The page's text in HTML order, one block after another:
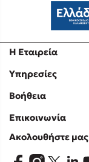
Η Εταιρεία
Υπηρεσίες
Βοήθεια
Επικοινωνία
Ακολουθήστε μας